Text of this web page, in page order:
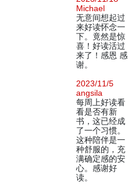
Michael
无意间想起过
来好读怀念一
下。竟然是惊
喜！好读活过
来了！感恩 感
谢。
2023/11/5
angsila
每周上好读看
看是否有新
书，这已经成
了一个习惯。
这种陪伴是一
种舒服的，充
满确定感的安
心。感谢好
读。